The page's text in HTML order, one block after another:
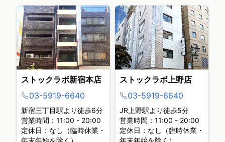
ストックラボ新宿本店
03-5919-6640
新宿三丁目駅より徒歩6分
営業時間：11:00 - 20:00
定休日：なし（臨時休業・
年末年始を除く）
ストックラボ上野店
03-5919-6640
JR上野駅より徒歩5分
営業時間：11:00 - 20:00
定休日：なし（臨時休業・
年末年始を除く）